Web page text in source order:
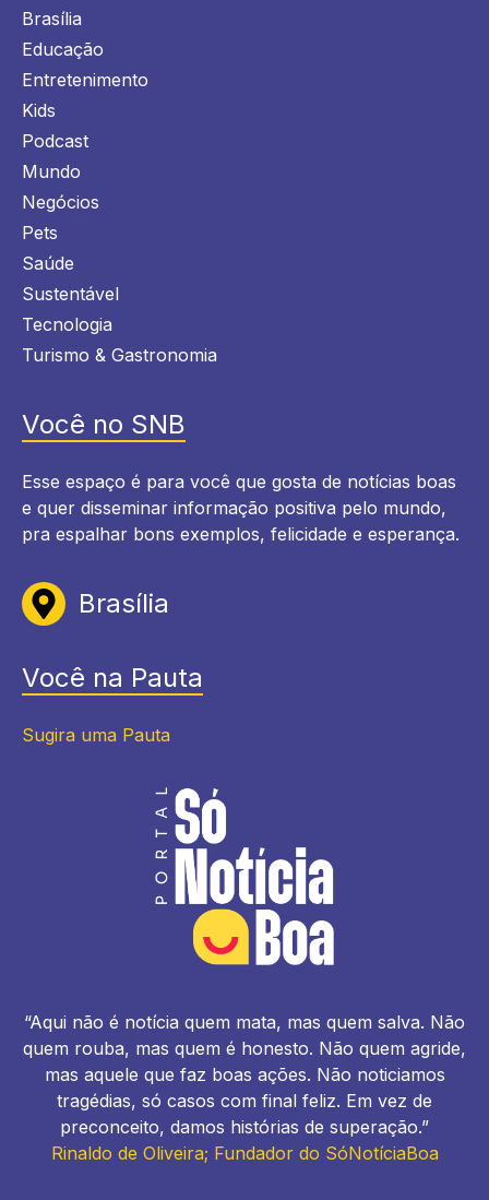
Brasília
Educação
Entretenimento
Kids
Podcast
Mundo
Negócios
Pets
Saúde
Sustentável
Tecnologia
Turismo & Gastronomia
Você no SNB
Esse espaço é para você que gosta de notícias boas
e quer disseminar informação positiva pelo mundo,
pra espalhar bons exemplos, felicidade e esperança.
Brasília
Você na Pauta
Sugira uma Pauta
“Aqui não é notícia quem mata, mas quem salva. Não
quem rouba, mas quem é honesto. Não quem agride,
mas aquele que faz boas ações. Não noticiamos
tragédias, só casos com final feliz. Em vez de
preconceito, damos histórias de superação.”
Rinaldo de Oliveira; Fundador do SóNotíciaBoa